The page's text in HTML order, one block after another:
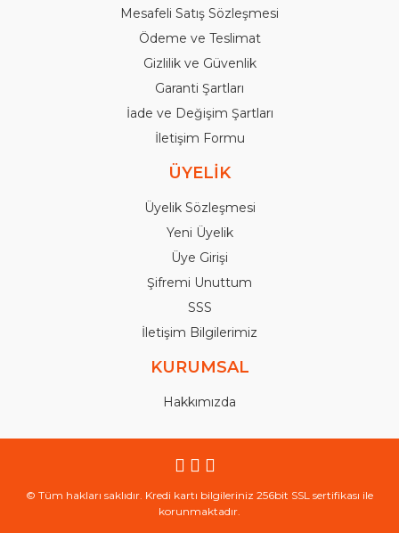
Mesafeli Satış Sözleşmesi
Ödeme ve Teslimat
Gizlilik ve Güvenlik
Garanti Şartları
İade ve Değişim Şartları
İletişim Formu
ÜYELİK
Üyelik Sözleşmesi
Yeni Üyelik
Üye Girişi
Şifremi Unuttum
SSS
İletişim Bilgilerimiz
KURUMSAL
Hakkımızda
© Tüm hakları saklıdır. Kredi kartı bilgileriniz 256bit SSL sertifikası ile
korunmaktadır.